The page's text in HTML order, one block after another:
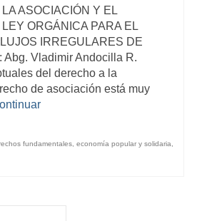
ASOCIACIÓN Y EL
ORGÁNICA PARA EL
IRREGULARES DE
Abg. Vladimir Andocilla R.
del derecho a la
de asociación está muy
fundamentales economía popular y solidaria